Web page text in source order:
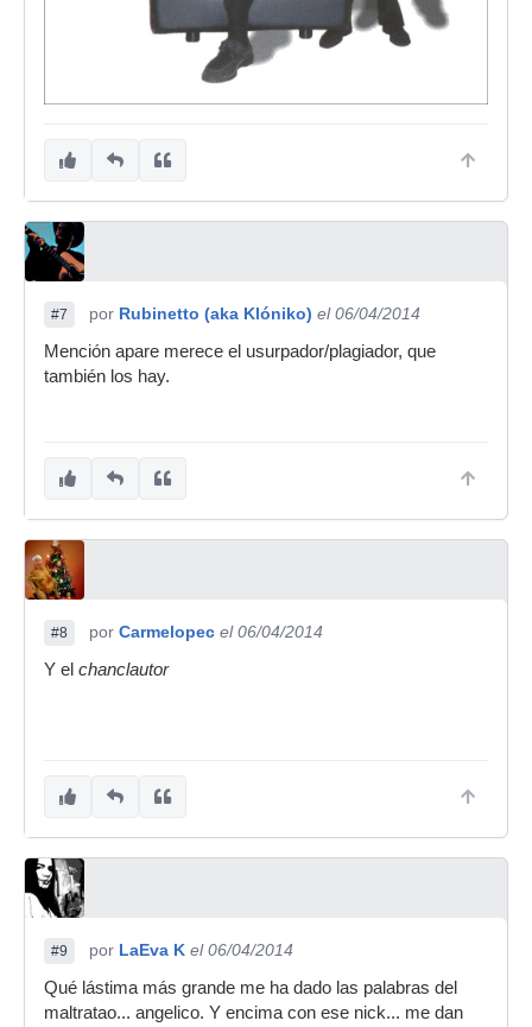
#7 por Rubinetto (aka Klóniko) el 06/04/2014
Mención apare merece el usurpador/plagiador, que
también los hay.
#8 por Carmelopec el 06/04/2014
Y el chanclautor
#9 por LaEva K el 06/04/2014
Qué lástima más grande me ha dado las palabras del
maltratao... angelico. Y encima con ese nick... me dan